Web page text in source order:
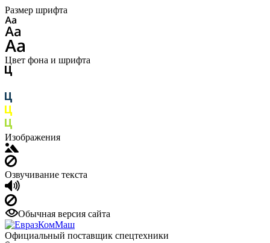
Размер шрифта
Цвет фона и шрифта
Изображения
Озвучивание текста
Обычная версия сайта
Официальный поставщик спецтехники